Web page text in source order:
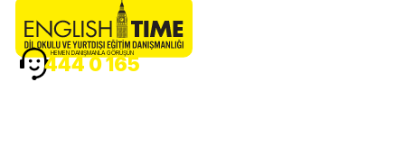
HEMEN DANIŞMANLA GÖRÜŞÜN
444 0 165